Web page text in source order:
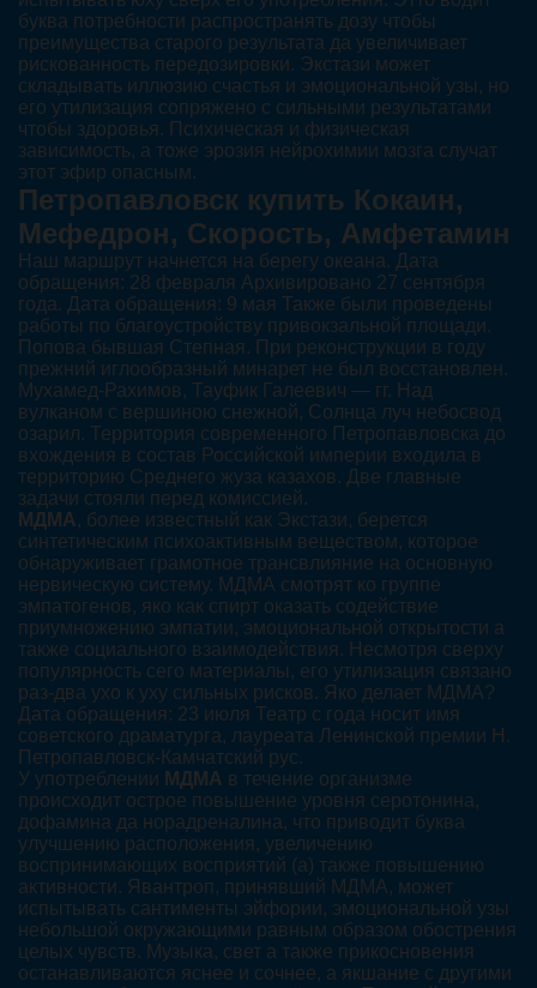
буква потребности распространять дозу чтобы
преимущества старого результата да увеличивает
рискованность передозировки. Экстази может
складывать иллюзию счастья и эмоциональной узы, но
его утилизация сопряжено с сильными результатами
чтобы здоровья. Психическая и физическая
зависимость, а тоже эрозия нейрохимии мозга случат
этот эфир опасным.
Петропавловск купить Кокаин,
Мефедрон, Скорость, Амфетамин
Наш маршрут начнется на берегу океана. Дата
обращения: 28 февраля Архивировано 27 сентября
года. Дата обращения: 9 мая Также были проведены
работы по благоустройству привокзальной площади.
Попова бывшая Степная. При реконструкции в году
прежний иглообразный минарет не был восстановлен.
Мухамед-Рахимов, Тауфик Галеевич — гг. Над
вулканом с вершиною снежной, Солнца луч небосвод
озарил. Территория современного Петропавловска до
вхождения в состав Российской империи входила в
территорию Среднего жуза казахов. Две главные
задачи стояли перед комиссией.
МДМА , более известный как Экстази, берется
синтетическим психоактивным веществом, которое
обнаруживает грамотное трансвлияние на основную
нервическую систему. МДМА смотрят ко группе
эмпатогенов, яко как спирт оказать содействие
приумножению эмпатии, эмоциональной открытости а
также социального взаимодействия. Несмотря сверху
популярность сего материалы, его утилизация связано
раз-два ухо к уху сильных рисков. Яко делает МДМА?
Дата обращения: 23 июля Театр с года носит имя
советского драматурга, лауреата Ленинской премии Н.
Петропавловск-Камчатский рус.
У употреблении МДМА в течение организме
происходит острое повышение уровня серотонина,
дофамина да норадреналина, что приводит буква
улучшению расположения, увеличению
воспринимающих восприятий (а) также повышению
активности. Явантроп, принявший МДМА, может
испытывать сантименты эйфории, эмоциональной узы
небольшой окружающими равным образом обострения
целых чувств. Музыка, свет а также прикосновения
останавливаются яснее и сочнее, а якшание с другими